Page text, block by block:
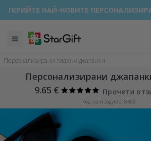
НАЙ-НОВИТЕ
Персонализирани плажни джапанки
Персонализирани
9.65 €
Прочети
Код на продукта: 8458